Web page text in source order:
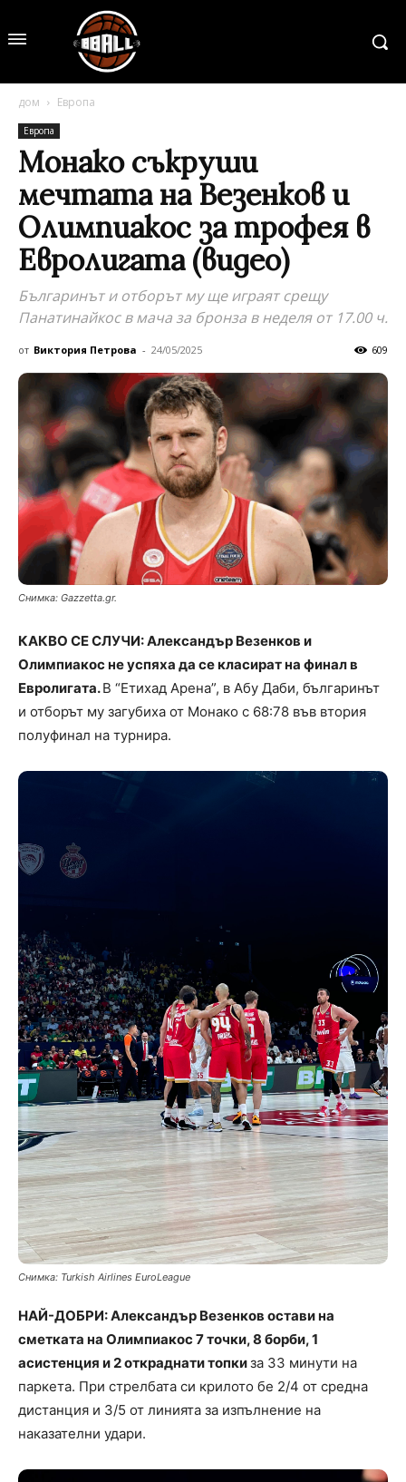
дом Европа
Европа
Монако съкруши
мечтата на Везенков и
Олимпиакос за трофея в
Евролигата (видео)
Българинът и отборът му ще играят срещу
Панатинайкос в мача за бронза в неделя от 17.00 ч.
от Виктория Петрова - 24/05/2025 609
Снимка: Gazzetta.gr.
КАКВО СЕ СЛУЧИ: Александър Везенков и
Олимпиакос не успяха да се класират на финал в
Евролигата.В “Етихад Арена”, в Абу Даби, българинът
и отборът му загубиха от Монако с 68:78 във втория
полуфинал на турнира.
Снимка: Turkish Airlines EuroLeague
НАЙ-ДОБРИ: Александър Везенков остави на
сметката на Олимпиакос 7 точки, 8 борби, 1
асистенция и 2 откраднати топкиза 33 минути на
паркета. При стрелбата си крилото бе 2/4 от средна
дистанция и 3/5 от линията за изпълнение на
наказателни удари.